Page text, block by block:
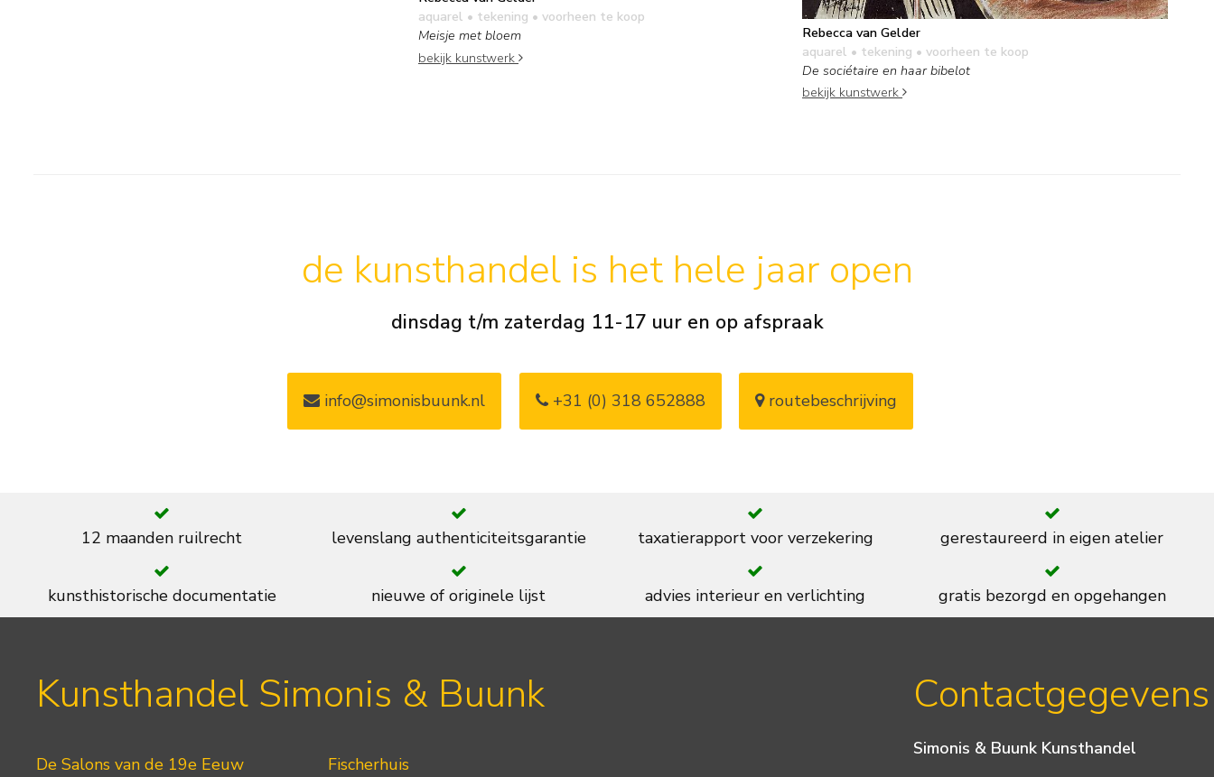
aquarel • tekening • voorheen te koop
Meisje met bloem
bekijk kunstwerk
Rebecca van Gelder
aquarel • tekening • voorheen te koop
De sociétaire en haar bibelot
bekijk kunstwerk
de kunsthandel is het hele jaar open
dinsdag t/m zaterdag 11-17 uur en op afspraak
info@simonisbuunk.nl +31 (0) 318 652888 routebeschrijving
12 maanden ruilrecht levenslang authenticiteitsgarantie taxatierapport voor verzekering gerestaureerd in eigen atelier
kunsthistorische documentatie nieuwe of originele lijst advies interieur en verlichting gratis bezorgd en opgehangen
Kunsthandel Simonis & Buunk
De Salons van de 19e Eeuw
Fischerhuis
Contactgegevens
Simonis & Buunk Kunsthandel